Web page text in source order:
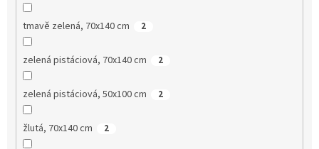
tmavě zelená, 70x140 cm 2
zelená pistáciová, 70x140 cm 2
zelená pistáciová, 50x100 cm 2
žlutá, 70x140 cm 2